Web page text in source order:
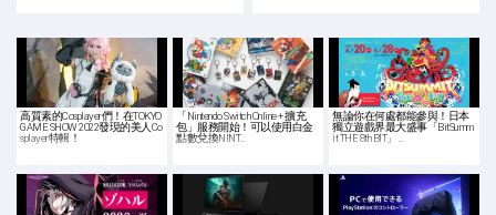
高質素的Cosplayer們！在TOKYO
GAME SHOW 2022發現的美人Co
splayer特輯！
「Nintendo Switch Online + 擴充
包」服務開始！可以使用白金
點數兌換NINT…
無論你在何處都能參與！日本
獨立遊戲界最大盛事「BitSumm
it THE 8th BIT」…